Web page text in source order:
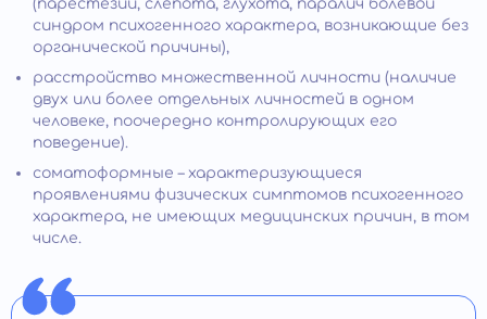
(парестезии, слепота, глухота, паралич болевой
синдром психогенного характера, возникающие без
органической причины),
расстройство множественной личности (наличие
двух или более отдельных личностей в одном
человеке, поочередно контролирующих его
поведение).
соматоформные – характеризующиеся
проявлениями физических симптомов психогенного
характера, не имеющих медицинских причин, в том
числе.